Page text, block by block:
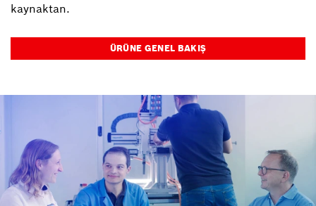
kaynaktan.
ÜRÜNE GENEL BAKIŞ